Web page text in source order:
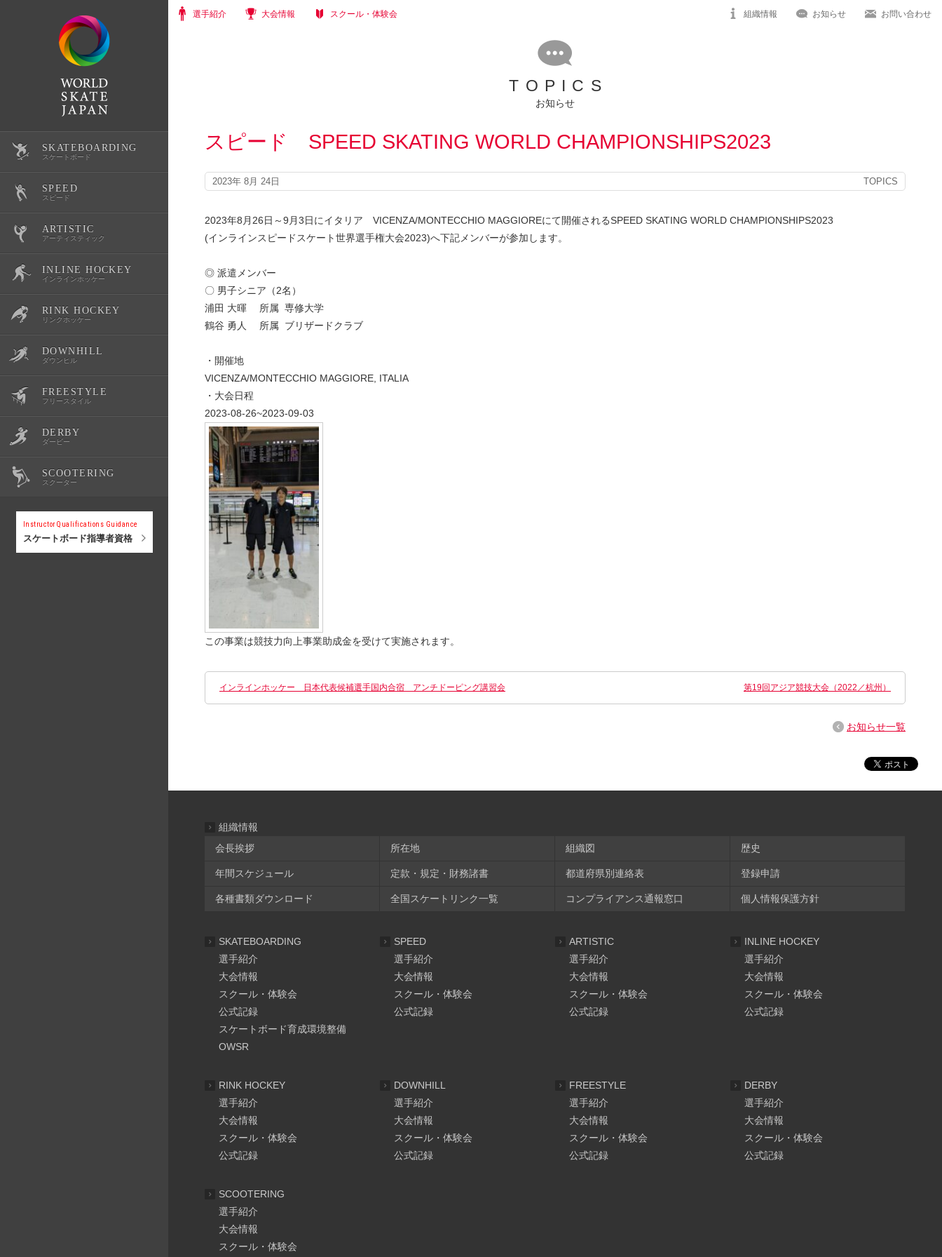
SKATEBOARDING
スケートボード
選手紹介
大会情報
スクール・体験会
公式記録
スケートボード育成環境整備
OWSR
SPEED
スピード
選手紹介
大会情報
スクール・体験会
公式記録
ARTISTIC
アーティスティック
選手紹介
大会情報
スクール・体験会
公式記録
INLINE HOCKEY
インラインホッケー
選手紹介
大会情報
スクール・体験会
公式記録
RINK HOCKEY
リンクホッケー
選手紹介
大会情報
スクール・体験会
公式記録
DOWNHILL
ダウンヒル
選手紹介
大会情報
スクール・体験会
公式記録
FREESTYLE
フリースタイル
選手紹介
大会情報
スクール・体験会
DERBY
ダービー
選手紹介
大会情報SCOOTERING
スクーター
選手紹介
Instructor Qualifications Guidance
スケートボード指導者資格
選手紹介 大会情報 スクール・体験会 組織情報 お知らせ お問い合わせ
TOPICS
お知らせ
スピード SPEED SKATING WORLD CHAMPIONSHIPS2023
2023年 8月 24日 TOPICS
2023年8月26日～9月3日にイタリア VICENZA/MONTECCHIO MAGGIOREにて開催されるSPEED SKATING WORLD CHAMPIONSHIPS2023
(インラインスピードスケート世界選手権大会2023)へ下記メンバーが参加します。
◎ 派遣メンバー
〇 男子シニア（2名）
浦田 大暉 所属 専修大学
鶴谷 勇人 所属 ブリザードクラブ
・開催地
VICENZA/MONTECCHIO MAGGIORE, ITALIA
・大会日程
2023-08-26~2023-09-03
この事業は競技力向上事業助成金を受けて実施されます。
インラインホッケー 日本代表候補選手国内合宿 アンチドーピング講習会 第19回アジア競技大会（2022／杭州）
お知らせ一覧
組織情報
会長挨拶
所在地 組織図 歴史
年間スケジュール 定款・規定・財務諸書 都道府県別連絡表 登録申請
各種書類ダウンロード 全国スケートリンク一覧 コンプライアンス通報窓口 個人情報保護方針
SKATEBOARDING
選手紹介
大会情報
スクール・体験会
公式記録
スケートボード育成環境整備
OWSR
SPEED
選手紹介
大会情報
スクール・体験会
公式記録
ARTISTIC
選手紹介
大会情報
スクール・体験会
公式記録
INLINE HOCKEY
選手紹介
大会情報
スクール・体験会
公式記録
RINK HOCKEY
選手紹介
大会情報
スクール・体験会
公式記録
DOWNHILL
選手紹介
大会情報
スクール・体験会
公式記録
FREESTYLE
選手紹介
大会情報
スクール・体験会
公式記録
DERBY
選手紹介
大会情報
スクール・体験会
公式記録
SCOOTERING
選手紹介
大会情報
スクール・体験会